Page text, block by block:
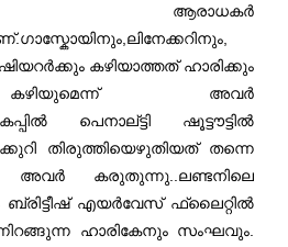
ആരാധകര്‍
കഴിയാത്തത് ഹാരിക്കും
അവര്‍
പെനാല്ട്ടി ഷൂട്ടൗട്ടില്‍
തിരുത്തിയെഴുതിയത് തന്നെ
അവര്‍ കരുതുന്നു..ലണ്ടനിലെ
എയര്‍വേസ് ഫ്ലൈറ്റില്‍
ഹാരികേനും സംഘവും.